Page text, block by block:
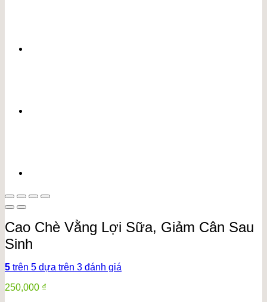
Cao Chè Vằng Lợi Sữa, Giảm Cân Sau
Sinh
5 trên 5 dựa trên 3 đánh giá
250,000 ₫